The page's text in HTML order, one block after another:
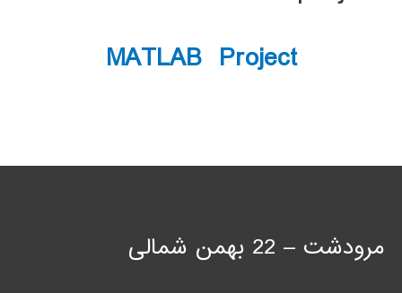
MATLAB Project
مرودشت – 22 بهمن شمالی